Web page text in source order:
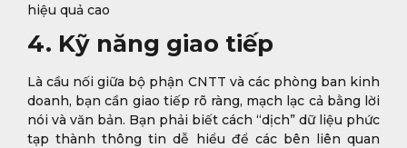
hiệu quả cao
4. Kỹ năng giao tiếp
Là cầu nối giữa bộ phận CNTT và các phòng ban kinh
doanh, bạn cần giao tiếp rõ ràng, mạch lạc cả bằng lời
nói và văn bản. Bạn phải biết cách “dịch” dữ liệu phức
tạp thành thông tin dễ hiểu để các bên liên quan